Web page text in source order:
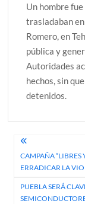
Un hombre
trasladaban
Romero, en
pública y
Autoridades
hechos, sin
detenidos.
de
entradas
CAMPAÑA “LIBRES
ERRADICAR LA
PUEBLA SERÁ